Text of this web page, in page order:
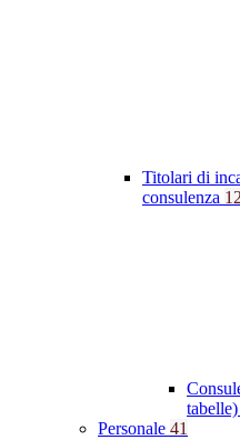
Titolari di
consulenza 12
tabelle)
Personale 41